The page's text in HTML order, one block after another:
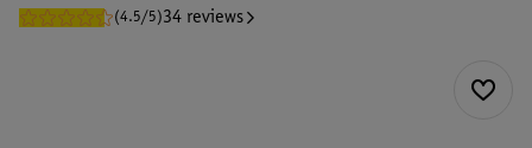
(4.5/5)34 reviews